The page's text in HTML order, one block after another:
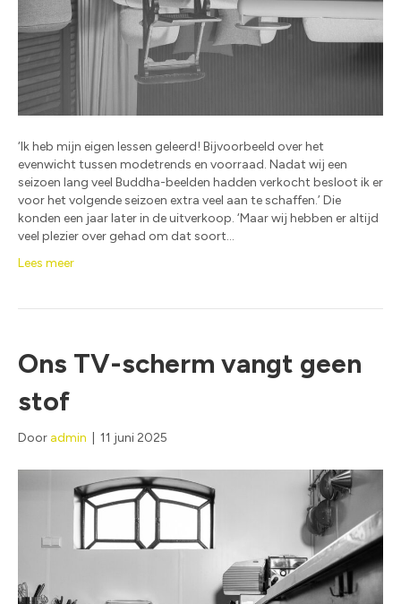
‘Ik heb mijn eigen lessen geleerd! Bijvoorbeeld over het
evenwicht tussen modetrends en voorraad. Nadat wij een
seizoen lang veel Buddha-beelden hadden verkocht besloot ik er
voor het volgende seizoen extra veel aan te schaffen.’ Die
konden een jaar later in de uitverkoop. ‘Maar wij hebben er altijd
veel plezier over gehad om dat soort…
Lees meer
Ons TV-scherm vangt geen
stof
Door admin 11 juni 2025